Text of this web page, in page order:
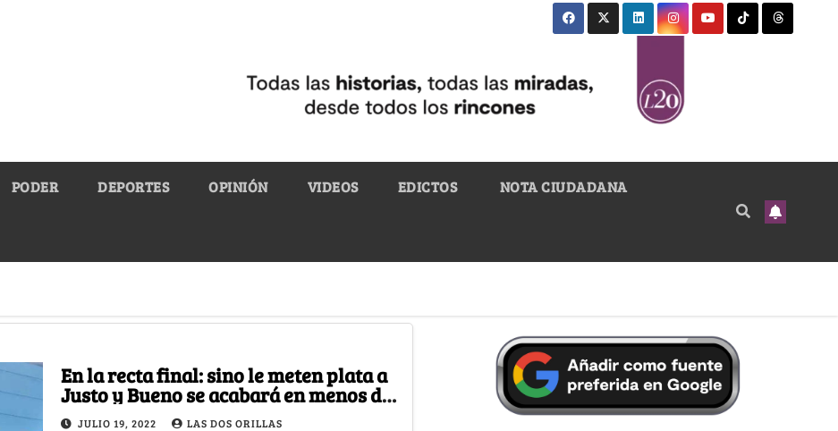
PODER DEPORTES OPINIÓN VIDEOS EDICTOS NOTA CIUDADANA
En la recta final: sino le meten plata a
Justo y Bueno se acabará en menos de
una semana
JULIO 19, 2022 LAS DOS ORILLAS